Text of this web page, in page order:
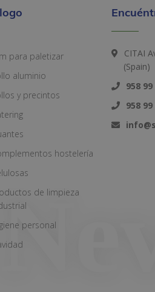
para paletizar
aluminio
y precintos
hostelería
de limpieza
personal
CITAI
(Spain)
958
958